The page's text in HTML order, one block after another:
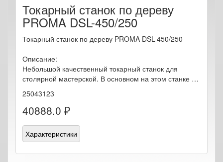
Токарный станок по дереву
PROMA DSL-450/250
Токарный станок по дереву PROMA DSL-450/250
Описание:
Небольшой качественный токарный станок для
столярной мастерской. В основном на этом станке …
25043123
40888.0 ₽
Характеристики